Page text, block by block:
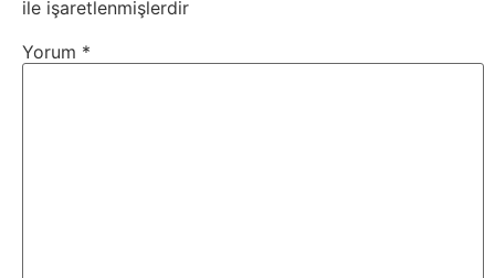
Genel
ile işaretlenmişlerdir
Yorum *